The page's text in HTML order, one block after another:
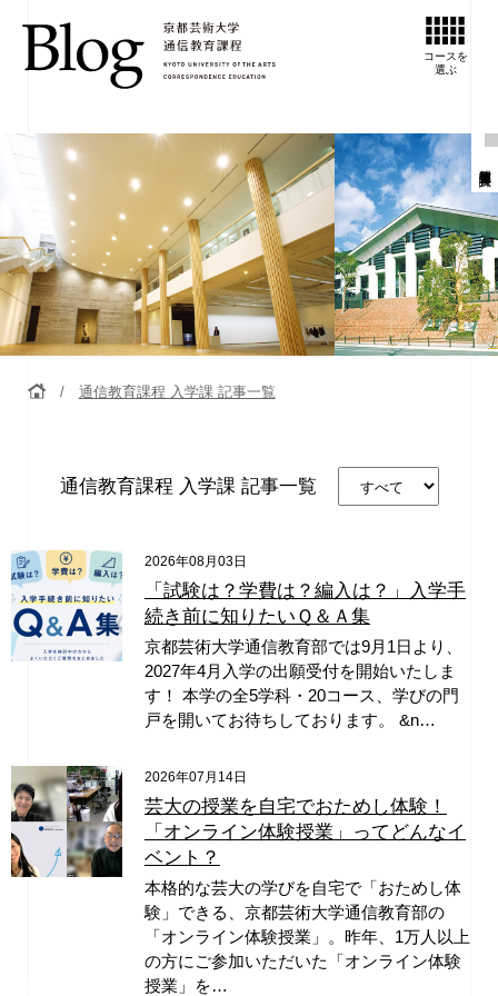
コースを
選ぶ
通信教育課程 入学課 記事一覧
通信教育課程 入学課 記事一覧
2026年08月03日
「試験は？学費は？編入は？」入学手
続き前に知りたいＱ＆Ａ集
京都芸術大学通信教育部では9月1日より、
2027年4月入学の出願受付を開始いたしま
す！ 本学の全5学科・20コース、学びの門
戸を開いてお待ちしております。 &n…
2026年07月14日
芸大の授業を自宅でおためし体験！
「オンライン体験授業」ってどんなイ
ベント？
本格的な芸大の学びを自宅で「おためし体
験」できる、京都芸術大学通信教育部の
「オンライン体験授業」。昨年、1万人以上
の方にご参加いただいた「オンライン体験
授業」を…